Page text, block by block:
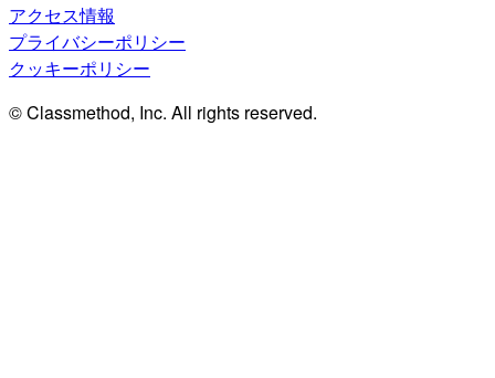
アクセス情報
プライバシーポリシー
クッキーポリシー
© Classmethod, Inc. All rights reserved.